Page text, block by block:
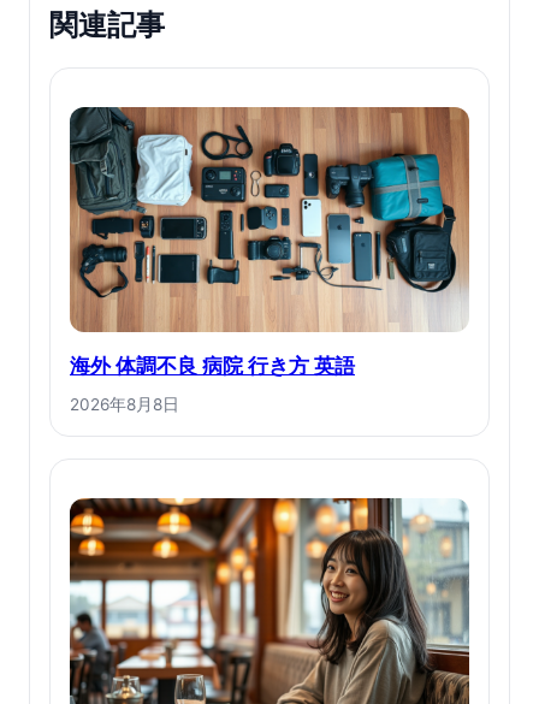
関連記事
海外 体調不良 病院 行き方 英語
2026年8月8日